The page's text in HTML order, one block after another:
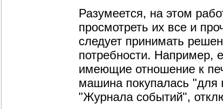
Разумеется, на этом
просмотреть их все и
следует принимать
потребности. Например,
имеющие отношение к
машина покупалась "для
"Журнала событий",